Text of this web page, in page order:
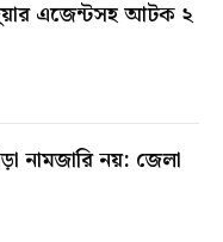
এজেন্টসহ আটক ২
নামজারি নয়: জেলা